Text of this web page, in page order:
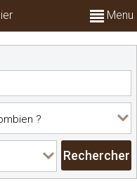
Menu